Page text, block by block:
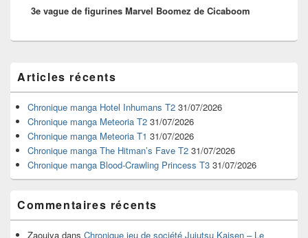
suivant :
3e vague de figurines Marvel Boomez de Cicaboom
principale
de
widget
pour
barre
latérale
Articles récents
Chronique manga Hotel Inhumans T2 31/07/2026
Chronique manga Meteoria T2 31/07/2026
Chronique manga Meteoria T1 31/07/2026
Chronique manga The Hitman’s Fave T2 31/07/2026
Chronique manga Blood-Crawling Princess T3 31/07/2026
Commentaires récents
Zaouiya dans Chronique jeu de société Jujutsu Kaisen – Le